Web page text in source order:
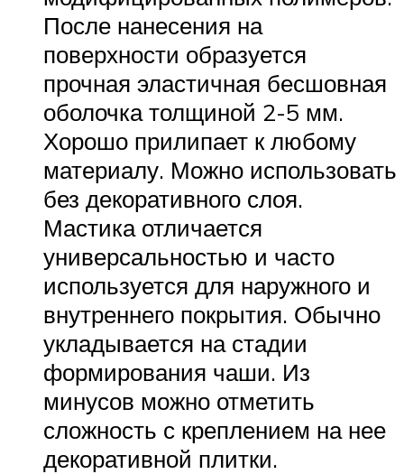
После нанесения на
поверхности образуется
прочная эластичная бесшовная
оболочка толщиной 2-5 мм.
Хорошо прилипает к любому
материалу. Можно использовать
без декоративного слоя.
Мастика отличается
универсальностью и часто
используется для наружного и
внутреннего покрытия. Обычно
укладывается на стадии
формирования чаши. Из
минусов можно отметить
сложность с креплением на нее
декоративной плитки.